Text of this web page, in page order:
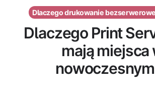
Dlaczego drukowanie
Dlaczego Print
mają miejsca